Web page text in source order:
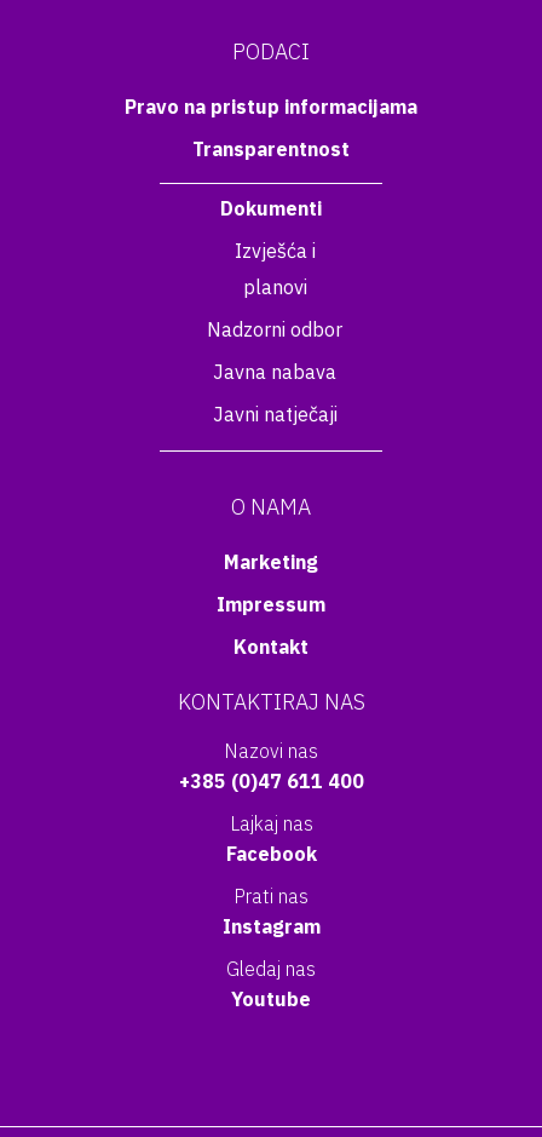
PODACI
Pravo na pristup informacijama
Transparentnost
Dokumenti
Izvješća i
planovi
Nadzorni odbor
Javna nabava
Javni natječaji
O NAMA
Marketing
Impressum
Kontakt
KONTAKTIRAJ NAS
Nazovi nas
+385 (0)47 611 400
Lajkaj nas
Facebook
Prati nas
Instagram
Gledaj nas
Youtube